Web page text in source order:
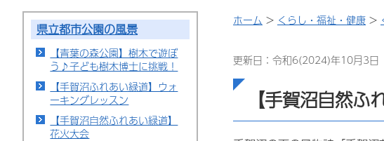
県立都市公園の風景
【青葉の森公園】樹木で遊ぼ
う♪子ども樹木博士に挑戦！
【手賀沼ふれあい緑道】ウォ
ーキングレッスン
【手賀沼自然ふれあい緑道】
花火大会
ホーム > くらし・福祉・健康 >
更新日：令和6(2024)年10月3日
【手賀沼自然